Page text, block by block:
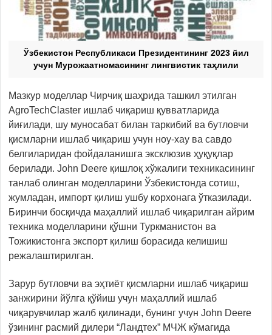
Ўзбекистон Республикаси Президентининг 2023 йил
учун Мурожаатномасининг лингвистик таҳлили
Мазкур моделлар Чирчиқ шаҳрида ташкил этилган
AgroTechClaster ишлаб чиқариш қувватларида
йиғилади, шу муносабат билан таркибий ва бутловчи
қисмларни ишлаб чиқариш учун ноу-хау ва савдо
белгиларидан фойдаланишга эксклюзив ҳуқуқлар
берилади. John Deere қишлоқ хўжалиги техникасининг
танлаб олинган моделларини Ўзбекистонда сотиш,
жумладан, импорт қилиш ушбу корхонага ўтказилади.
Биринчи босқичда маҳаллий ишлаб чиқарилган айрим
техника моделларини қўшни Туркманистон ва
Тожикистонга экспорт қилиш борасида келишиш
режалаштирилган.
Зарур бутловчи ва эҳтиёт қисмларни ишлаб чиқариш
занжирини йўлга қўйиш учун маҳаллий ишлаб
чиқарувчилар жалб қилинади, бунинг учун John Deere
ўзининг расмий дилери “Ландтех” МЧЖ кўмагида